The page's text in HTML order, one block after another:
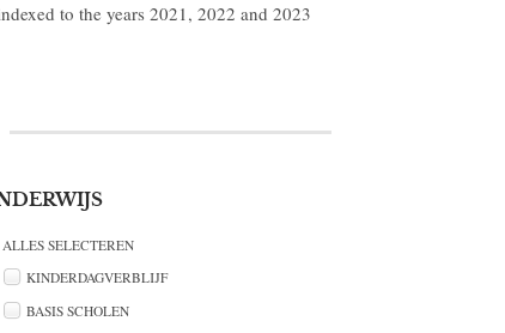
to the years 2021, 2022 and 2023
ALLES SELECTEREN
KINDERDAGVERBLIJF
BASIS SCHOLEN